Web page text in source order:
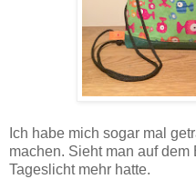
Ich habe mich sogar mal
machen. Sieht man auf
Tageslicht mehr hatte.